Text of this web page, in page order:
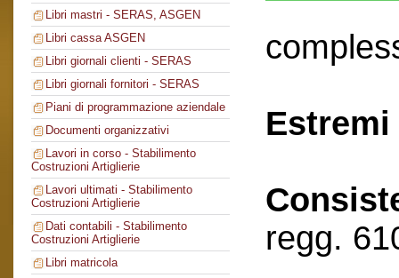
Libri mastri - SERAS, ASGEN
Libri cassa ASGEN
Libri giornali clienti - SERAS
Libri giornali fornitori - SERAS
Piani di programmazione aziendale
Documenti organizzativi
Lavori in corso - Stabilimento
Costruzioni Artiglierie
Lavori ultimati - Stabilimento
Costruzioni Artiglierie
Dati contabili - Stabilimento
Costruzioni Artiglierie
Libri matricola
regg.